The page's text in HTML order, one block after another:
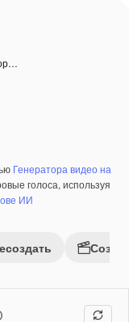
Генератора видео на
голоса, используя
ИИ